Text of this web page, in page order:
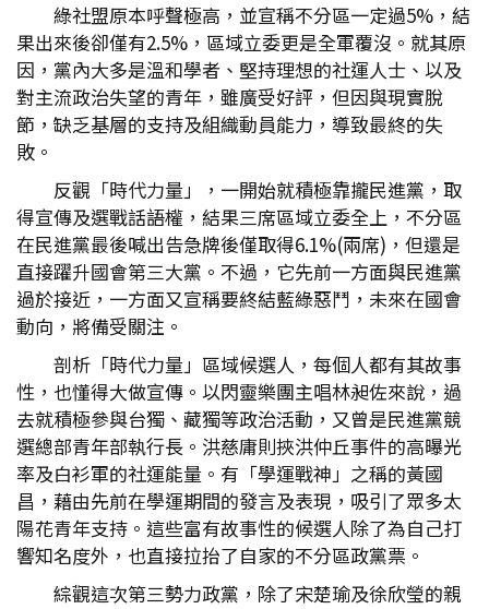
綠社盟原本呼聲極高，並宣稱不分區一定過5%，結
果出來後卻僅有2.5%，區域立委更是全軍覆沒。就其原
因，黨內大多是溫和學者、堅持理想的社運人士、以及
對主流政治失望的青年，雖廣受好評，但因與現實脫
節，缺乏基層的支持及組織動員能力，導致最終的失
敗。
反觀「時代力量」，一開始就積極靠攏民進黨，取
得宣傳及選戰話語權，結果三席區域立委全上，不分區
在民進黨最後喊出告急牌後僅取得6.1%(兩席)，但還是
直接躍升國會第三大黨。不過，它先前一方面與民進黨
過於接近，一方面又宣稱要終結藍綠惡鬥，未來在國會
動向，將備受關注。
剖析「時代力量」區域候選人，每個人都有其故事
性，也懂得大做宣傳。以閃靈樂團主唱林昶佐來說，過
去就積極參與台獨、藏獨等政治活動，又曾是民進黨競
選總部青年部執行長。洪慈庸則挾洪仲丘事件的高曝光
率及白衫軍的社運能量。有「學運戰神」之稱的黃國
昌，藉由先前在學運期間的發言及表現，吸引了眾多太
陽花青年支持。這些富有故事性的候選人除了為自己打
響知名度外，也直接拉抬了自家的不分區政黨票。
綜觀這次第三勢力政黨，除了宋楚瑜及徐欣瑩的親